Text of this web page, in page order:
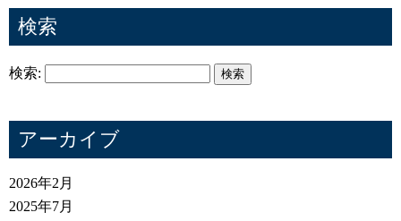
検索
検索:
アーカイブ
2026年2月
2025年7月